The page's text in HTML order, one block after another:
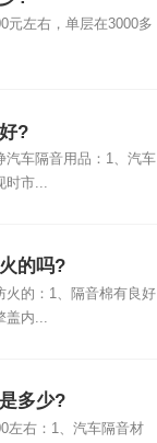
元左右，单层在3000多
?
汽车隔音用品：1、汽车
时市...
的吗?
火的：1、隔音棉有良好
内...
多少?
左右：1、汽车隔音材